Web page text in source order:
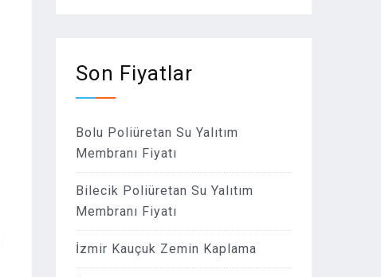
Son Fiyatlar
Bolu Poliüretan Su Yalıtım
Membranı Fiyatı
Bilecik Poliüretan Su Yalıtım
Membranı Fiyatı
İzmir Kauçuk Zemin Kaplama